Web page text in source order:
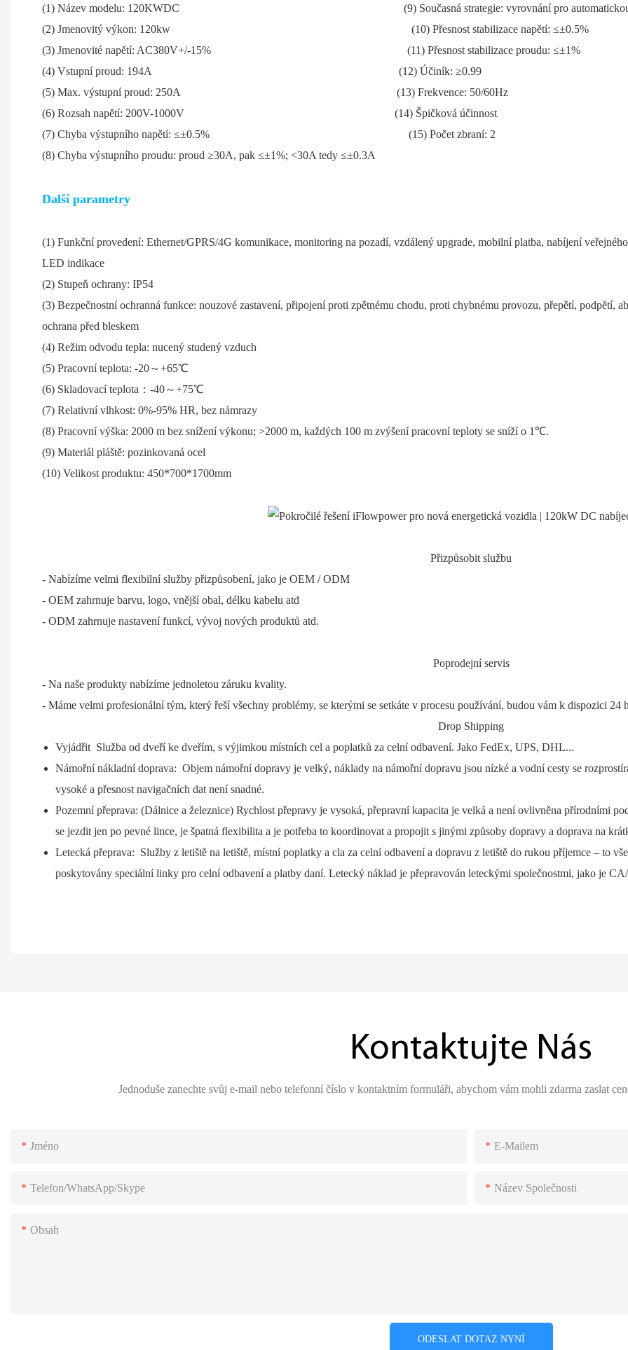
(1) Název modelu: 120KWDC (9) Současná strategie: vyrovnání pro automatickou
(2) Jmenovitý výkon: 120kw (10) Přesnost stabilizace napětí: ≤±0.5%
(3) Jmenovité napětí: AC380V+/-15% (11) Přesnost stabilizace proudu: ≤±1%
(4) Vstupní proud: 194A (12) Účiník: ≥0.99
(5) Max. výstupní proud: 250A (13) Frekvence: 50/60Hz
(6) Rozsah napětí: 200V-1000V (14) Špičková účinnost
(7) Chyba výstupního napětí: ≤±0.5% (15) Počet zbraní: 2
(8) Chyba výstupního proudu: proud ≥30A, pak ≤±1%; <30A tedy ≤±0.3A
Další parametry
(1) Funkční provedení: Ethernet/GPRS/4G komunikace, monitoring na pozadí, vzdálený upgrade, mobilní platba, nabíjení
LED indikace
(2) Stupeň ochrany: IP54
(3) Bezpečnostní ochranná funkce: nouzové zastavení, připojení proti zpětnému chodu, proti chybnému provozu, přepětí, podpětí,
ochrana před bleskem
(4) Režim odvodu tepla: nucený studený vzduch
(5) Pracovní teplota: -20～+65℃
(6) Skladovací teplota：-40～+75℃
(7) Relativní vlhkost: 0%-95% HR, bez námrazy
(8) Pracovní výška: 2000 m bez snížení výkonu; >2000 m, každých 100 m zvýšení pracovní teploty se sníží o 1℃.
(9) Materiál pláště: pozinkovaná ocel
(10) Velikost produktu: 450*700*1700mm
Přizpůsobit službu
- Nabízíme velmi flexibilní služby přizpůsobení, jako je OEM / ODM
- OEM zahrnuje barvu, logo, vnější obal, délku kabelu atd
- ODM zahrnuje nastavení funkcí, vývoj nových produktů atd.
Poprodejní servis
- Na naše produkty nabízíme jednoletou záruku kvality.
- Máme velmi profesionální tým, který řeší všechny problémy, se kterými se setkáte v procesu používání, budou vám k dispozici 24
Drop Shipping
Vyjádřit Služba od dveří ke dveřím, s výjimkou místních cel a poplatků za celní odbavení. Jako FedEx, UPS, DHL...
Námořní nákladní doprava: Objem námořní dopravy je velký, náklady na námořní dopravu jsou nízké a vodní cesty se
vysoké a přesnost navigačních dat není snadné.
Pozemní přeprava:(Dálnice a železnice) Rychlost přepravy je vysoká, přepravní kapacita je velká a není ovlivněna přírodními
se jezdit jen po pevné lince, je špatná flexibilita a je potřeba to koordinovat a propojit s jinými způsoby dopravy a doprava na
Letecká přeprava: Služby z letiště na letiště, místní poplatky a cla za celní odbavení a dopravu z letiště do rukou příjemce – to
poskytovány speciální linky pro celní odbavení a platby daní. Letecký náklad je přepravován leteckými společnostmi, jako je
Kontaktujte Nás
Jednoduše zanechte svůj e-mail nebo telefonní číslo v kontaktním formuláři, abychom vám mohli zdarma zaslat
Jméno E-Mailem
Telefon/WhatsApp/Skype Název Společnosti
Obsah
ODESLAT DOTAZ NYNÍ